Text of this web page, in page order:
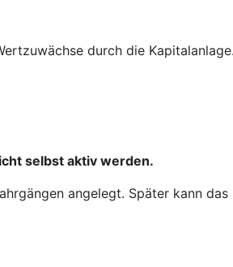
durch die Kapitalanlage.
selbst aktiv werden.
angelegt. Später kann das